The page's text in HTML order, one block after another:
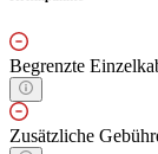
Begrenzte
Zusätzliche